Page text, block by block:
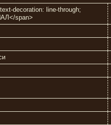
decoration: line-through;
span>